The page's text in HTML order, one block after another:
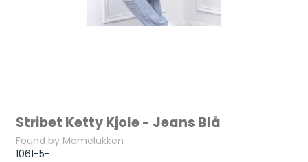
Stribet Ketty Kjole - Jeans Blå
Found by Mamelukken
1061-5-